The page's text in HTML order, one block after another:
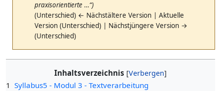
praxisorientierte …“)
(Unterschied) ← Nächstältere Version | Aktuelle
Version (Unterschied) | Nächstjüngere Version →
(Unterschied)
Inhaltsverzeichnis
1 Syllabus5 - Modul 3 - Textverarbeitung